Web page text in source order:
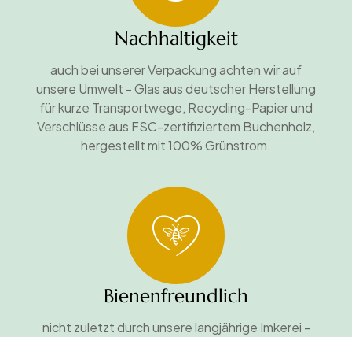
Nachhaltigkeit
auch bei unserer Verpackung achten wir auf
unsere Umwelt - Glas aus deutscher Herstellung
für kurze Transportwege, Recycling-Papier und
Verschlüsse aus FSC-zertifiziertem Buchenholz,
hergestellt mit 100% Grünstrom.
Bienenfreundlich
nicht zuletzt durch unsere langjährige Imkerei -